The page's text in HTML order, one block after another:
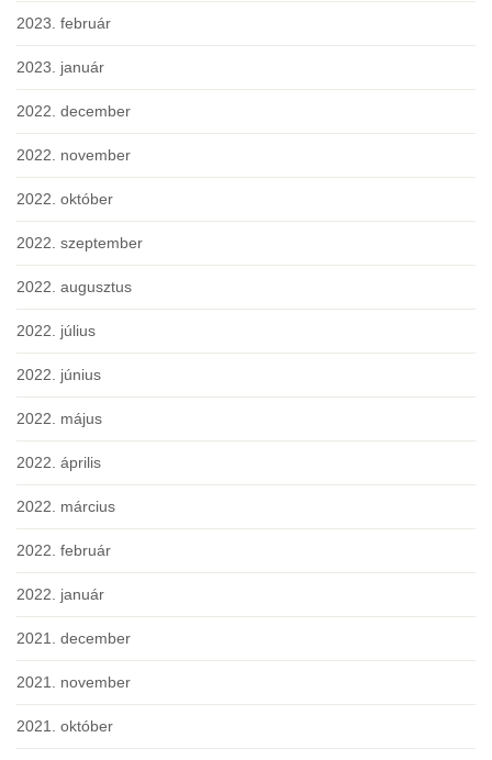
2023. február
2023. január
2022. december
2022. november
2022. október
2022. szeptember
2022. augusztus
2022. július
2022. június
2022. május
2022. április
2022. március
2022. február
2022. január
2021. december
2021. november
2021. október